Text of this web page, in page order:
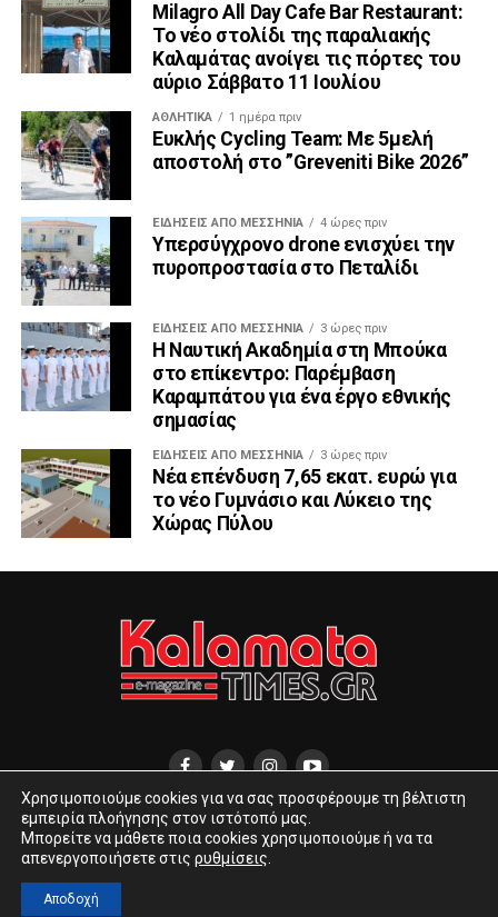
Milagro All Day Cafe Bar Restaurant:
Το νέο στολίδι της παραλιακής
Καλαμάτας ανοίγει τις πόρτες του
αύριο Σάββατο 11 Ιουλίου
ΑΘΛΗΤΙΚΆ 1 ημέρα πριν
Ευκλής Cycling Team: Με 5μελή
αποστολή στο ”Greveniti Bike 2026”
ΕΙΔΉΣΕΙΣ ΑΠΟ ΜΕΣΣΗΝΊΑ 4 ώρες πριν
Υπερσύγχρονο drone ενισχύει την
πυροπροστασία στο Πεταλίδι
ΕΙΔΉΣΕΙΣ ΑΠΟ ΜΕΣΣΗΝΊΑ 3 ώρες πριν
Η Ναυτική Ακαδημία στη Μπούκα
στο επίκεντρο: Παρέμβαση
Καραμπάτου για ένα έργο εθνικής
σημασίας
ΕΙΔΉΣΕΙΣ ΑΠΟ ΜΕΣΣΗΝΊΑ 3 ώρες πριν
Νέα επένδυση 7,65 εκατ. ευρώ για
το νέο Γυμνάσιο και Λύκειο της
Χώρας Πύλου
ΔΙΕΎΘΥΝΣΗ ΑΝΑΓΝΩΣΤΑΡΆ 10
INFO@KALAMATATIMES.GR
KALAMATATIMES@GMAIL.COM
Χρησιμοποιούμε cookies για να σας προσφέρουμε τη βέλτιστη
εμπειρία πλοήγησης στον ιστότοπό μας.
Μπορείτε να μάθετε ποια cookies χρησιμοποιούμε ή να τα
απενεργοποιήσετε στις ρυθμίσεις
Αποδοχή